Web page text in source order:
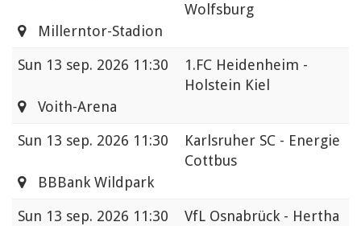
Wolfsburg
Millerntor-Stadion
Sun 13 sep. 2026 11:30
1.FC Heidenheim -
Holstein Kiel
Voith-Arena
Sun 13 sep. 2026 11:30
Karlsruher SC - Energie
Cottbus
BBBank Wildpark
Sun 13 sep. 2026 11:30
VfL Osnabrück - Hertha